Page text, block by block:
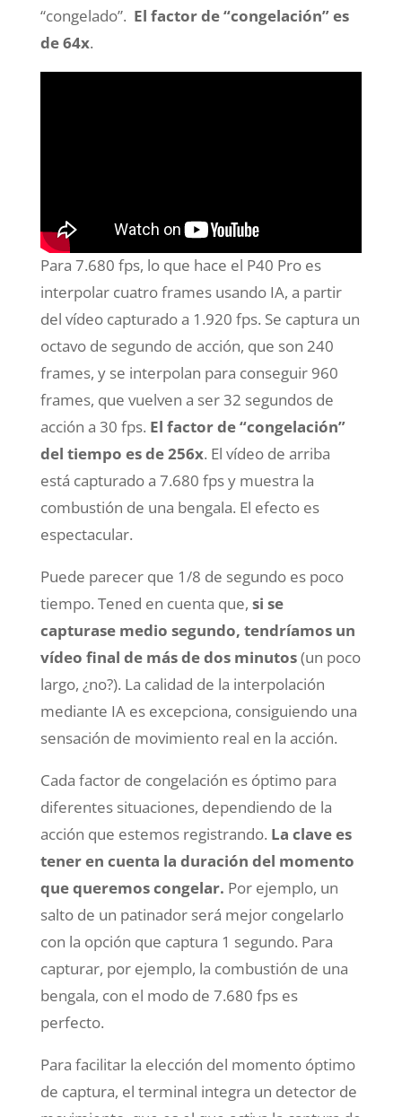
“congelado”. El factor de “congelación” es
de 64x.
Para 7.680 fps, lo que hace el P40 Pro es
interpolar cuatro frames usando IA, a partir
del vídeo capturado a 1.920 fps. Se captura un
octavo de segundo de acción, que son 240
frames, y se interpolan para conseguir 960
frames, que vuelven a ser 32 segundos de
acción a 30 fps. El factor de “congelación”
del tiempo es de 256x. El vídeo de arriba
está capturado a 7.680 fps y muestra la
combustión de una bengala. El efecto es
espectacular.
Puede parecer que 1/8 de segundo es poco
tiempo. Tened en cuenta que, si se
capturase medio segundo, tendríamos un
vídeo final de más de dos minutos(un poco
largo, ¿no?). La calidad de la interpolación
mediante IA es excepciona, consiguiendo una
sensación de movimiento real en la acción.
Cada factor de congelación es óptimo para
diferentes situaciones, dependiendo de la
acción que estemos registrando. La clave es
tener en cuenta la duración del momento
que queremos congelar. Por ejemplo, un
salto de un patinador será mejor congelarlo
con la opción que captura 1 segundo. Para
capturar, por ejemplo, la combustión de una
bengala, con el modo de 7.680 fps es
perfecto.
Para facilitar la elección del momento óptimo
de captura, el terminal integra un detector de